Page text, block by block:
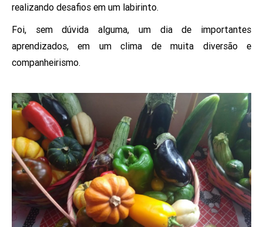
realizando desafios em um labirinto.
Foi, sem dúvida alguma, um dia de importantes
aprendizados, em um clima de muita diversão e
companheirismo.